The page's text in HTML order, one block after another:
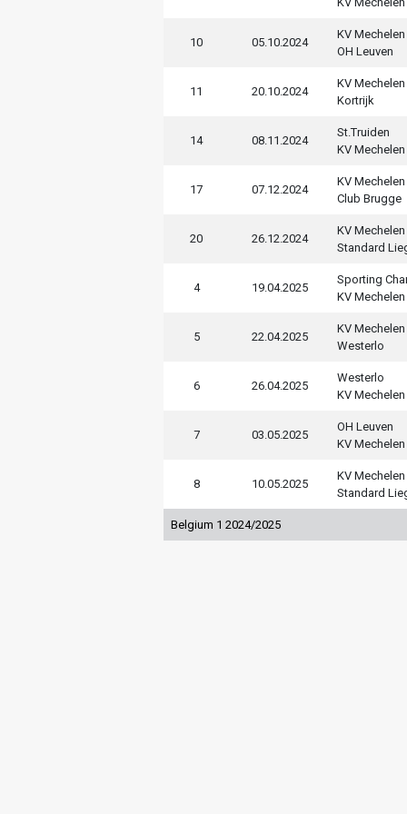
10 05.10.2024
KV Mechelen
OH Leuven
11 20.10.2024
KV Mechelen
Kortrijk
14 08.11.2024
St.Truiden
KV Mechelen
17 07.12.2024
KV Mechelen
Club Brugge
20 26.12.2024
KV Mechelen
Standard
4 19.04.2025
Sporting
KV Mechelen
5 22.04.2025
KV Mechelen
Westerlo
6 26.04.2025
Westerlo
KV Mechelen
7 03.05.2025
OH Leuven
KV Mechelen
8 10.05.2025
KV Mechelen
Standard
Belgium 1 2024/2025